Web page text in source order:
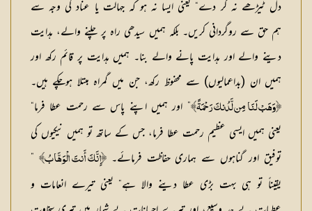
دل ٹیڑھے نہ کر دے“ یعنی ایسا نہ ہو کہ جہالت یا عناد کی وجہ سے
ہم حق سے روگردانی کریں۔ بلکہ ہمیں سیدھی راہ پر چلنے والے، ہدایت
دینے والے اور ہدایت پانے والے بنا۔ ہمیں ہدایت پر قائم رکھ اور
ہمیں ان (بداعمالیوں) سے محفوظ رکھ، جن میں گمراہ مبتلا ہوچکے ہیں۔
﴿وَهَبْ لَنَا مِن لَّدُنكَ رَحْمَةً﴾” اور ہمیں اپنے پاس سے رحمت عطا فرما“
یعنی ہمیں ایسی عظیم رحمت عطا فرما، جس کے ساتھ تو ہمیں نیکیوں کی
توفیق اور گناہوں سے ہماری حفاظت فرمائے۔﴿إِنَّكَ أَنتَ الْوَهَّابُ﴾ ”
یقیناً تو ہی بہت بڑی عطا دینے والا ہے“ یعنی تیرے انعامات و